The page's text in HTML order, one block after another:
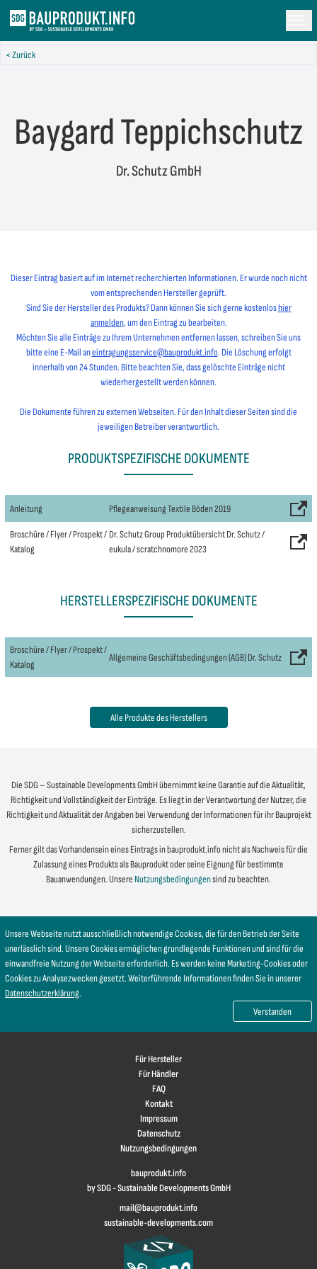
< Zurück
Baygard Teppichschutz
Dr. Schutz GmbH
Dieser Eintrag basiert auf im Internet recherchierten Informationen. Er wurde noch nicht
vom entsprechenden Hersteller geprüft.
Sind Sie der Hersteller des Produkts? Dann können Sie sich gerne kostenloshier
anmelden, um den Eintrag zu bearbeiten.
Möchten Sie alle Einträge zu Ihrem Unternehmen entfernen lassen, schreiben Sie uns
bitte eine E-Mail aneintragungsservice@bauprodukt.info. Die Löschung erfolgt
innerhalb von 24 Stunden. Bitte beachten Sie, dass gelöschte Einträge nicht
wiederhergestellt werden können.
Die Dokumente führen zu externen Webseiten. Für den Inhalt dieser Seiten sind die
jeweiligen Betreiber verantwortlich.
PRODUKTSPEZIFISCHE DOKUMENTE
Anleitung Pflegeanweisung Textile Böden 2019
Broschüre / Flyer / Prospekt /
Katalog
Dr. Schutz Group Produktübersicht Dr. Schutz /
eukula / scratchnomore 2023
HERSTELLERSPEZIFISCHE DOKUMENTE
Broschüre / Flyer / Prospekt /
Katalog
Allgemeine Geschäftsbedingungen (AGB) Dr. Schutz
Alle Produkte des Herstellers
Die SDG – Sustainable Developments GmbH übernimmt keine Garantie auf die Aktualität,
Richtigkeit und Vollständigkeit der Einträge. Es liegt in der Verantwortung der Nutzer, die
Richtigkeit und Aktualität der Angaben bei Verwendung der Informationen für ihr Bauprojekt
sicherzustellen.
Ferner gilt das Vorhandensein eines Eintrags in bauprodukt.info nicht als Nachweis für die
Zulassung eines Produkts als Bauprodukt oder seine Eignung für bestimmte
Bauanwendungen. Unsere Nutzungsbedingungensind zu beachten.
Unsere Webseite nutzt ausschließlich notwendige Cookies, die für den Betrieb der Seite
unerlässlich sind. Unsere Cookies ermöglichen grundlegende Funktionen und sind für die
einwandfreie Nutzung der Webseite erforderlich. Es werden keine Marketing-Cookies oder
Cookies zu Analysezwecken gesetzt. Weiterführende Informationen finden Sie in unserer
Datenschutzerklärung.
Verstanden
Für Hersteller
Für Händler
FAQ
Kontakt
Impressum
Datenschutz
Nutzungsbedingungen
bauprodukt.info
by SDG - Sustainable Developments GmbH
mail@bauprodukt.info
sustainable-developments.com